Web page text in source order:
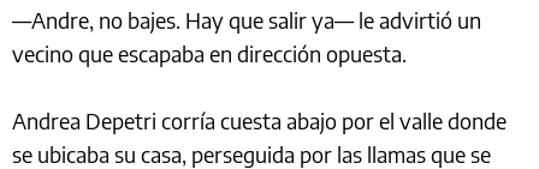
—Andre, no bajes. Hay que salir ya— le advirtió un
vecino que escapaba en dirección opuesta.
Andrea Depetri corría cuesta abajo por el valle donde
se ubicaba su casa, perseguida por las llamas que se